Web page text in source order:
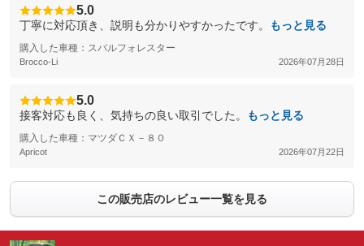
5.0
丁寧に対応頂き、説明も分かりやすかったです。 もっと見る
購入した車種：スバルフォレスター
Brocco-Li 2026年07月28日
5.0
接客対応も良く、気持ちの良い取引でした。 もっと見る
購入した車種：マツダＣＸ－８０
Apricot 2026年07月22日
この販売店のレビュー一覧を見る